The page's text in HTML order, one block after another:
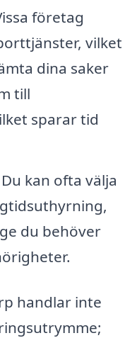
företag
vilket
dina saker
till
sparar tid
kan ofta välja
du behöver
handlar inte